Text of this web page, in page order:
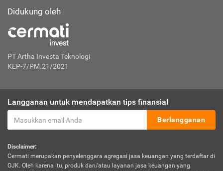
Didukung oleh
PT Artha Investa Teknologi
KEP-7/PM.21/2021
Langganan untuk mendapatkan tips finansial
Berlangganan
Disclaimer:
Cermati merupakan penyelenggara agregasi jasa keuangan yang terdaftar di
OJK. Oleh karena itu, produk dan/atau layanan jasa keuangan yang